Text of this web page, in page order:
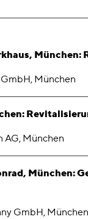
München:
München
AG, München
München:
GmbH, München